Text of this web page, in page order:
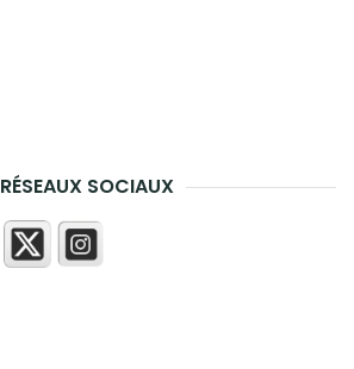
RÉSEAUX SOCIAUX